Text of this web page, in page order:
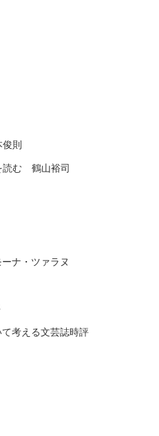
則
読む 鶴山裕司
ナ・ツァラヌ
考える文芸誌時評